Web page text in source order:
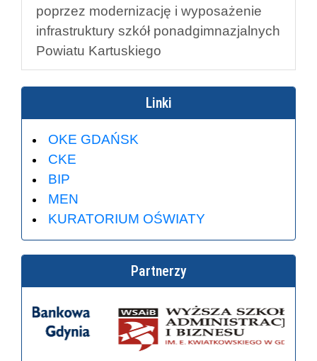
poprzez modernizację i wyposażenie
infrastruktury szkół ponadgimnazjalnych
Powiatu Kartuskiego
Linki
OKE GDAŃSK
CKE
BIP
MEN
KURATORIUM OŚWIATY
Partnerzy